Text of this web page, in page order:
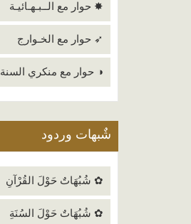
✸ حوار مع الــبـهـائيـة
➶ حوار مع الخـوارج
◑ حوار مع منكري السنة
شٌبهات وردود
✿ شُبُهَاتٌ حَوْلَ القُرْآنِ
✿ شُبُهَاتٌ حَوْلَ السُنَةِ